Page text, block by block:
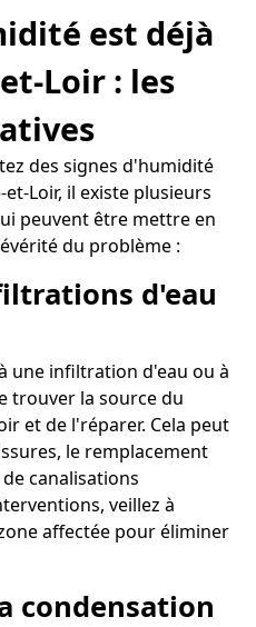
est déjà
Loir : les
des signes d'humidité
Loir, il existe plusieurs
peuvent être mettre en
du problème :
d'eau
une infiltration d'eau ou à
trouver la source du
et de l'réparer. Cela peut
le remplacement
canalisations
veillez à
affectée pour éliminer
condensation